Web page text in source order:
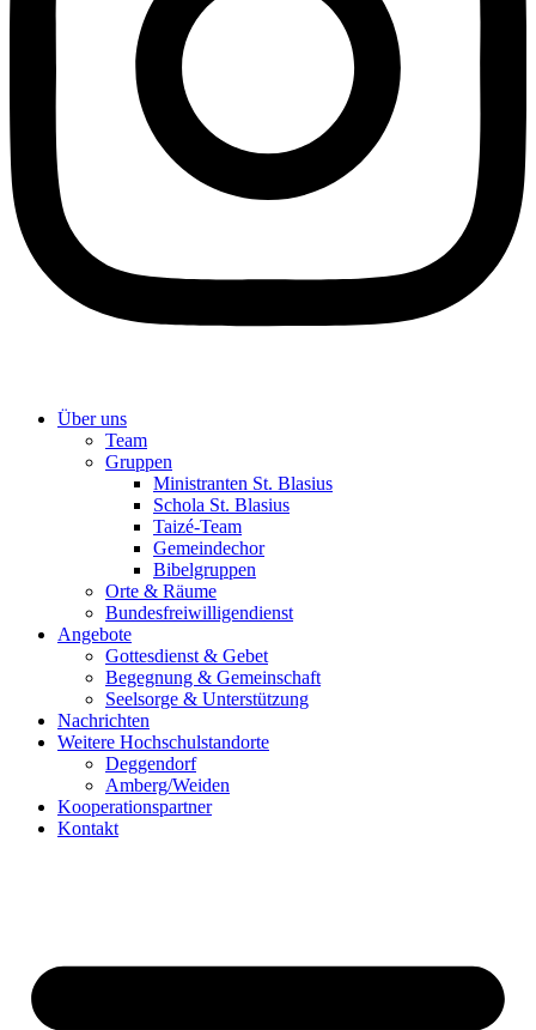
Über uns
Team
Gruppen
Ministranten St. Blasius
Schola St. Blasius
Taizé-Team
Gemeindechor
Bibelgruppen
Orte & Räume
Bundesfreiwilligendienst
Angebote
Gottesdienst & Gebet
Begegnung & Gemeinschaft
Seelsorge & Unterstützung
Nachrichten
Weitere Hochschulstandorte
Deggendorf
Amberg/Weiden
Kooperationspartner
Kontakt